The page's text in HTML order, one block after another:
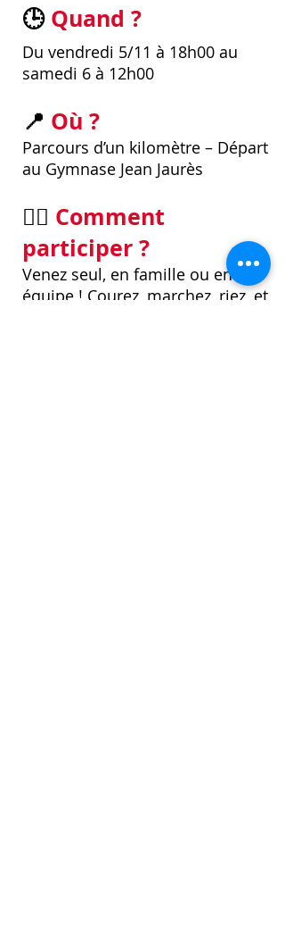
🕒Quand ?
Du vendredi 5/11 à 18h00 au
samedi 6 à 12h00
📍 Où ?
Parcours d’un kilomètre – Départ
au Gymnase Jean Jaurès
🏃‍♂️ Comment
participer ?
Venez seul, en famille ou en
équipe ! Courez, marchez, riez, et